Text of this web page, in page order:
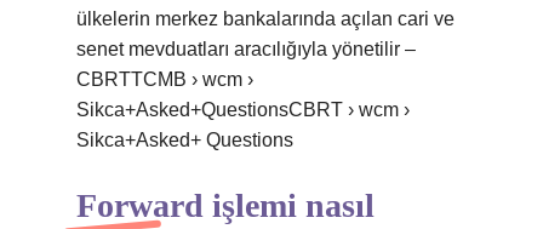
ülkelerin merkez bankalarında açılan cari ve
senet mevduatları aracılığıyla yönetilir –
CBRTTCMB › wcm ›
Sikca+Asked+QuestionsCBRT › wcm ›
Sikca+Asked+ Questions
Forward işlemi nasıl